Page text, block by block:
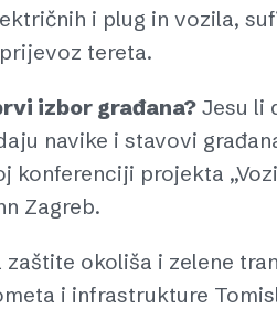
i plug in vozila,
tereta.
izbor građana? Jesu li
navike i stavovi
projekta
Zagreb.
okoliša i zelene
i infrastrukture